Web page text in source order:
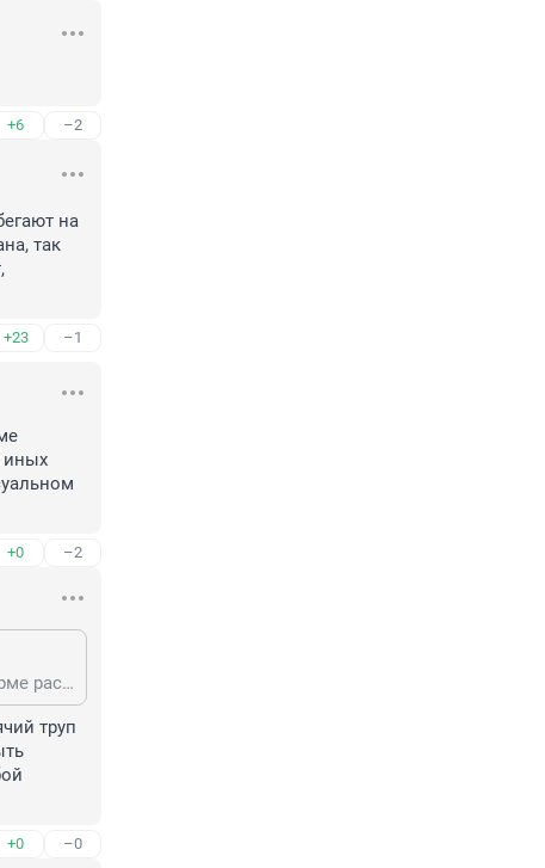
+6 –2
на
так
+23 –1
иных
+0 –2
"Суд — орган государственной власти, осуществляющий правосудие в форме рассмотрения и разрешения уголовных, гражданских, административных и иных категорий дел в установленном законом конкретного государства процессуальном порядке."
труп
+0 –0